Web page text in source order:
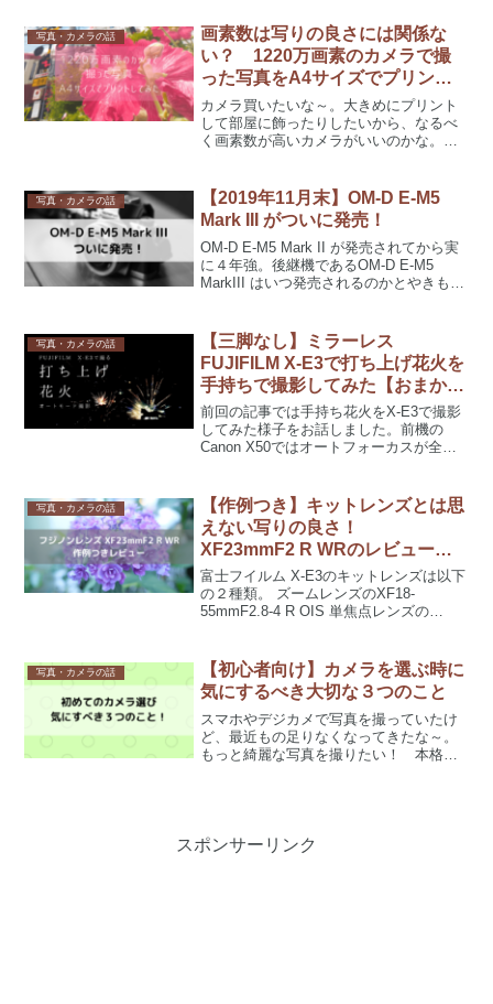
写真・カメラの話
画素数は写りの良さには関係な
い？ 1220万画素のカメラで撮
った写真をA4サイズでプリント
してみた【デジタル一眼】
カメラ買いたいな～。大きめにプリント
して部屋に飾ったりしたいから、なるべ
く画素数が高いカメラがいいのかな。そ
方がデザインや他の機能が気になるけ
ど……2200...
写真・カメラの話
【2019年11月末】OM-D E-M5
Mark III がついに発売！
OM-D E-M5 Mark II が発売されてから実
に４年強。後継機であるOM-D E-M5
MarkIII はいつ発売されるのかとやきもき
Mark...
写真・カメラの話
【三脚なし】ミラーレス
FUJIFILM X-E3で打ち上げ花火を
手持ちで撮影してみた【おまかせ
フルオート作例】
前回の記事では手持ち花火をX-E3で撮影
してみた様子をお話しました。前機の
Canon X50ではオートフォーカスが全然
ルオート撮影でもバシバシ撮れる！他の
レ...
写真・カメラの話
【作例つき】キットレンズとは思
えない写りの良さ！
XF23mmF2 R WRのレビューと
使用感
富士フイルム X-E3のキットレンズは以下
の２種類。 ズームレンズのXF18-
55mmF2.8-4 R OIS 単焦点レンズの
選びましたが、それでも買う前...
写真・カメラの話
【初心者向け】カメラを選ぶ時に
気にするべき大切な３つのこと
スマホやデジカメで写真を撮っていたけ
ど、最近もの足りなくなってきたな～。
もっと綺麗な写真を撮りたい！ 本格的
スポンサーリンク